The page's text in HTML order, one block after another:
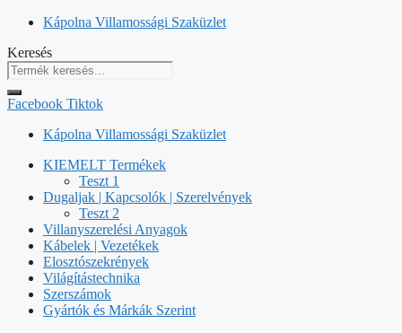
Kilépés
tartalomba
Kápolna Villamossági Szaküzlet
Keresés
Facebook Tiktok
Kápolna Villamossági Szaküzlet
KIEMELT Termékek
Teszt 1
Dugaljak | Kapcsolók | Szerelvények
Teszt 2
Villanyszerelési Anyagok
Kábelek | Vezetékek
Elosztószekrények
Világítástechnika
Szerszámok
Gyártók és Márkák Szerint